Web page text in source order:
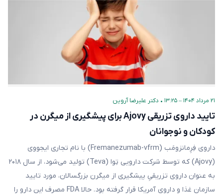
۲۱ مرداد ۱۴۰۴ – ۱۳:۲۵ • دکتر علیرضا آروین
تایید داروی تزریقی Ajovy برای پیشگیری‌ از میگرن در
کودکان و نوجوانان
داروی فِرِمانزومَب (Fremanezumab-vfrm) با نام تجاری ایجووی
(Ajovy) که توسط شرکت دارویی تِوا (Teva) تولید می‌شود، از سال ۲۰۱۸
به عنوان داروی تزریقیِ پیشگیری‌ از میگرن بزرگسالان، مورد تایید
سازمان غذا و داروی آمریکا قرار گرفته بود. حالا FDA مصرف این دارو را